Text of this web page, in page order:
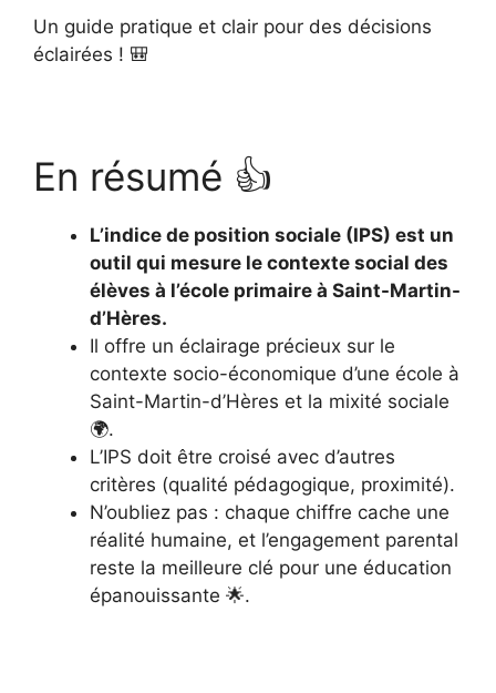
Un guide pratique et clair pour des décisions
éclairées ! 🎒
En résumé 👍
L’indice de position sociale (IPS) est un
outil qui mesure le contexte social des
élèves à l’école primaire à Saint-Martin-
d’Hères.
Il offre un éclairage précieux sur le
contexte socio-économique d’une école à
Saint-Martin-d’Hères et la mixité sociale
🌍.
L’IPS doit être croisé avec d’autres
critères (qualité pédagogique, proximité).
N’oubliez pas : chaque chiffre cache une
réalité humaine, et l’engagement parental
reste la meilleure clé pour une éducation
épanouissante 🌟.